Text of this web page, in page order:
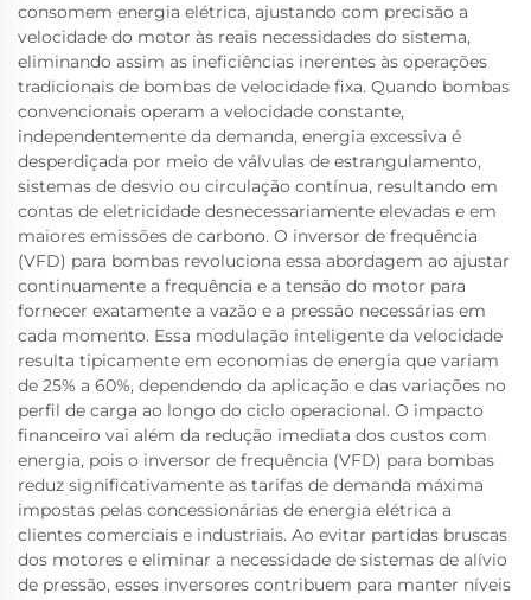
consomem energia elétrica, ajustando com precisão a
velocidade do motor às reais necessidades do sistema,
eliminando assim as ineficiências inerentes às operações
tradicionais de bombas de velocidade fixa. Quando bombas
convencionais operam a velocidade constante,
independentemente da demanda, energia excessiva é
desperdiçada por meio de válvulas de estrangulamento,
sistemas de desvio ou circulação contínua, resultando em
contas de eletricidade desnecessariamente elevadas e em
maiores emissões de carbono. O inversor de frequência
(VFD) para bombas revoluciona essa abordagem ao ajustar
continuamente a frequência e a tensão do motor para
fornecer exatamente a vazão e a pressão necessárias em
cada momento. Essa modulação inteligente da velocidade
resulta tipicamente em economias de energia que variam
de 25% a 60%, dependendo da aplicação e das variações no
perfil de carga ao longo do ciclo operacional. O impacto
financeiro vai além da redução imediata dos custos com
energia, pois o inversor de frequência (VFD) para bombas
reduz significativamente as tarifas de demanda máxima
impostas pelas concessionárias de energia elétrica a
clientes comerciais e industriais. Ao evitar partidas bruscas
dos motores e eliminar a necessidade de sistemas de alívio
de pressão, esses inversores contribuem para manter níveis